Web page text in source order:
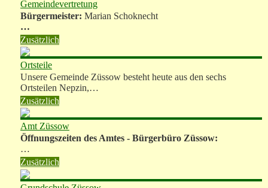
Gemeindevertretung
Bürgermeister: Marian Schoknecht
…
Zusätzlich
Ortsteile
Unsere Gemeinde Züssow besteht heute aus den sechs
Ortsteilen Nepzin,…
Zusätzlich
Amt Züssow
Öffnungszeiten des Amtes - Bürgerbüro Züssow:
…
Zusätzlich